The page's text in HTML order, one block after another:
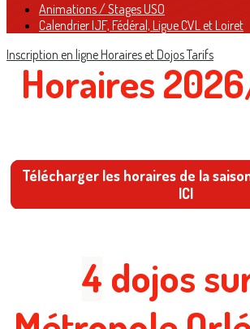
Animations / Stages USO
Calendrier IJF, Fédéral, Ligue CVL et Loiret
Inscription en ligneHoraires et DojosTarifs
Horaires
Télécharger les horaires de la
ICI
4 dojos